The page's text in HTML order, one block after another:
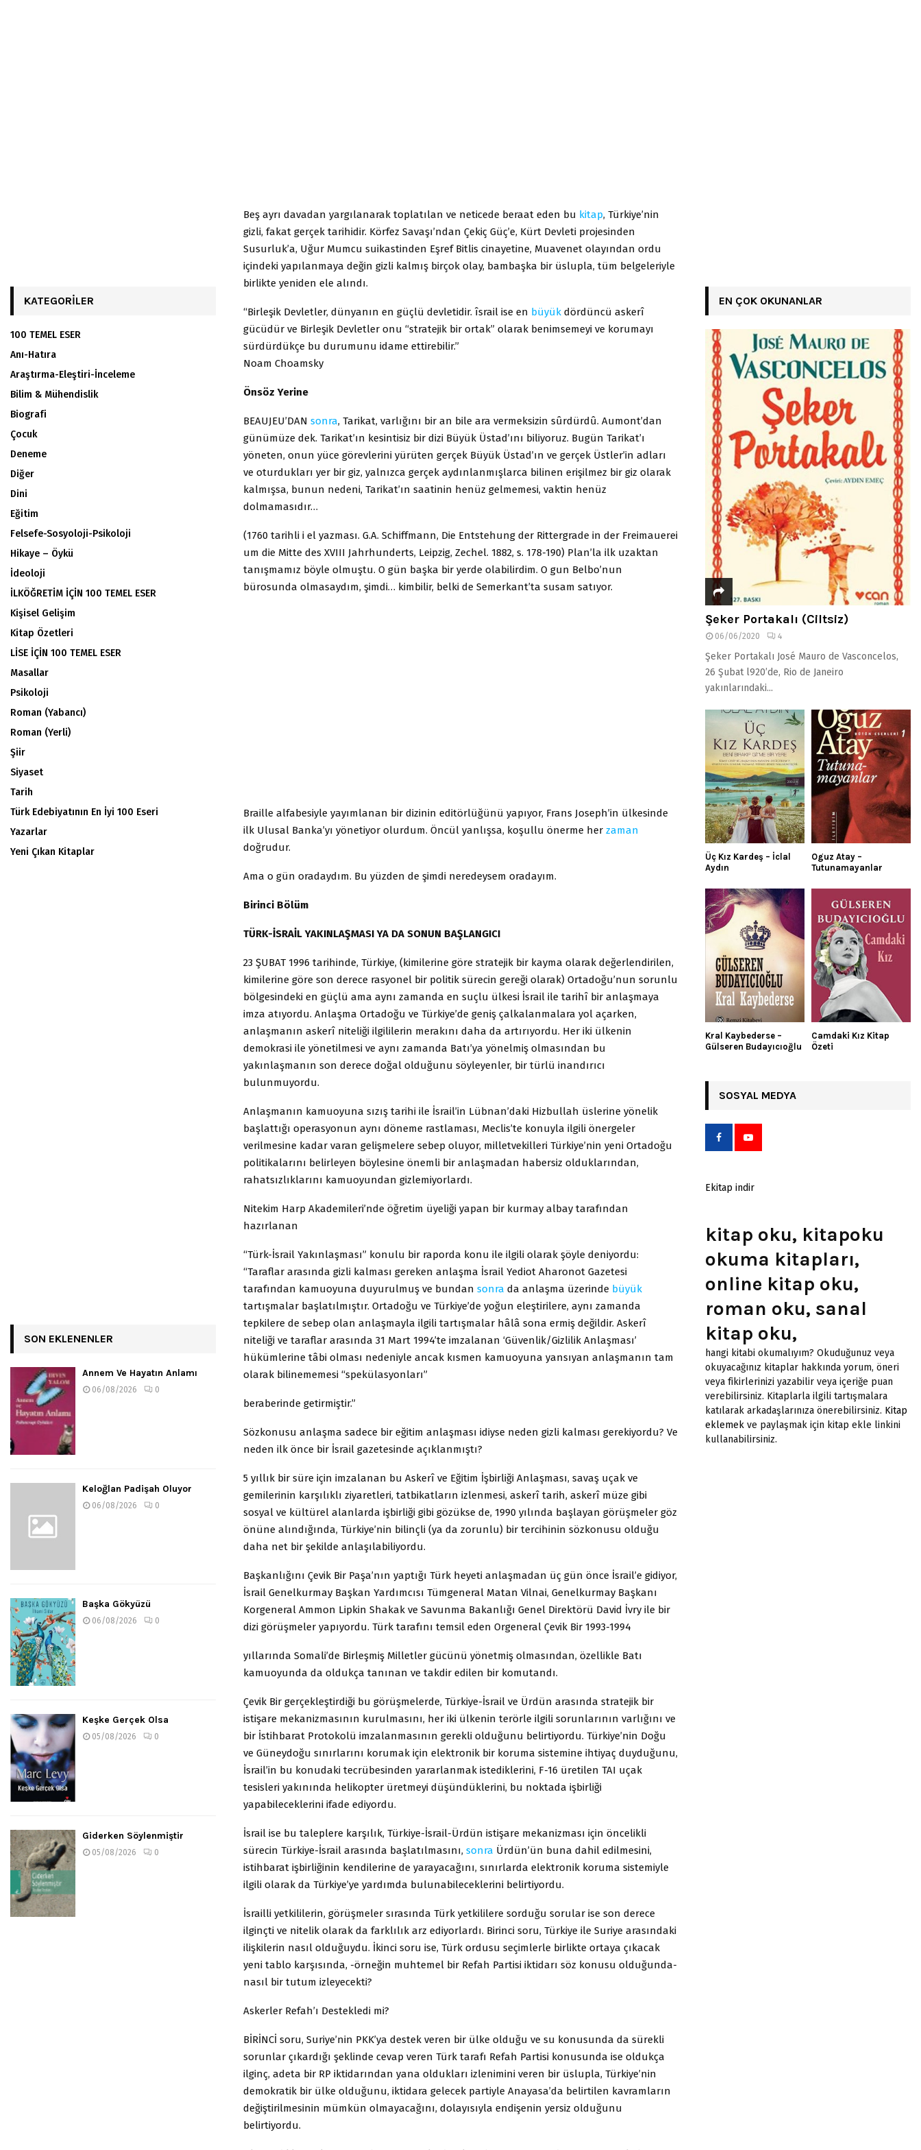
Beş ayrı davadan yargılanarak toplatılan ve neticede beraat eden bu kitap, Türkiye’nin
gizli, fakat gerçek tarihidir. Körfez Savaşı’ndan Çekiç Güç’e, Kürt Devleti projesinden
Susurluk’a, Uğur Mumcu suikastinden Eşref Bitlis cinayetine, Muavenet olayından ordu
içindeki yapılanmaya değin gizli kalmış birçok olay, bambaşka bir üslupla, tüm belgeleriyle
birlikte yeniden ele alındı.
“Birleşik Devletler, dünyanın en güçlü devletidir. îsrail ise en büyük dördüncü askerî
gücüdür ve Birleşik Devletler onu “stratejik bir ortak” olarak benimsemeyi ve korumayı
sürdürdükçe bu durumunu idame ettirebilir.”
Noam Choamsky
Önsöz Yerine
BEAUJEU’DAN sonra, Tarikat, varlığını bir an bile ara vermeksizin sûrdürdû. Aumont’dan
günümüze dek. Tarikat’ın kesintisiz bir dizi Büyük Üstad’ını biliyoruz. Bugün Tarikat’ı
yöneten, onun yüce görevlerini yürüten gerçek Büyük Üstad’ın ve gerçek Üstler’in adları
ve oturdukları yer bir giz, yalnızca gerçek aydınlanmışlarca bilinen erişilmez bir giz olarak
kalmışsa, bunun nedeni, Tarikat’ın saatinin henüz gelmemesi, vaktin henüz
dolmamasıdır…
(1760 tarihli i el yazması. G.A. Schiffmann, Die Entstehung der Rittergrade in der Freimauerei
um die Mitte des XVIII Jahrhunderts, Leipzig, Zechel. 1882, s. 178-190) Plan’la ilk uzaktan
tanışmamız böyle olmuştu. O gün başka bir yerde olabilirdim. O gun Belbo’nun
bürosunda olmasaydım, şimdi… kimbilir, belki de Semerkant’ta susam satıyor.
Braille alfabesiyle yayımlanan bir dizinin editörlüğünü yapıyor, Frans Joseph’in ülkesinde
ilk Ulusal Banka’yı yönetiyor olurdum. Öncül yanlışsa, koşullu önerme her zaman
doğrudur.
Ama o gün oradaydım. Bu yüzden de şimdi neredeysem oradayım.
Birinci Bölüm
TÜRK-İSRAİL YAKINLAŞMASI YA DA SONUN BAŞLANGICI
23 ŞUBAT 1996 tarihinde, Türkiye, (kimilerine göre stratejik bir kayma olarak değerlendirilen,
kimilerine göre son derece rasyonel bir politik sürecin gereği olarak) Ortadoğu’nun sorunlu
bölgesindeki en güçlü ama aynı zamanda en suçlu ülkesi İsrail ile tarihî bir anlaşmaya
imza atıyordu. Anlaşma Ortadoğu ve Türkiye’de geniş çalkalanmalara yol açarken,
anlaşmanın askerî niteliği ilgililerin merakını daha da artırıyordu. Her iki ülkenin
demokrasi ile yönetilmesi ve aynı zamanda Batı’ya yönelmiş olmasından bu
yakınlaşmanın son derece doğal olduğunu söyleyenler, bir türlü inandırıcı
bulunmuyordu.
Anlaşmanın kamuoyuna sızış tarihi ile İsrail’in Lübnan’daki Hizbullah üslerine yönelik
başlattığı operasyonun aynı döneme rastlaması, Meclis’te konuyla ilgili önergeler
verilmesine kadar varan gelişmelere sebep oluyor, milletvekilleri Türkiye’nin yeni Ortadoğu
politikalarını belirleyen böylesine önemli bir anlaşmadan habersiz olduklarından,
rahatsızlıklarını kamuoyundan gizlemiyorlardı.
Nitekim Harp Akademileri’nde öğretim üyeliği yapan bir kurmay albay tarafından
hazırlanan
“Türk-İsrail Yakınlaşması” konulu bir raporda konu ile ilgili olarak şöyle deniyordu:
“Taraflar arasında gizli kalması gereken anlaşma İsrail Yediot Aharonot Gazetesi
tarafından kamuoyuna duyurulmuş ve bundan sonra da anlaşma üzerinde büyük
tartışmalar başlatılmıştır. Ortadoğu ve Türkiye’de yoğun eleştirilere, aynı zamanda
tepkilere de sebep olan anlaşmayla ilgili tartışmalar hâlâ sona ermiş değildir. Askerî
niteliği ve taraflar arasında 31 Mart 1994’te imzalanan ‘Güvenlik/Gizlilik Anlaşması’
hükümlerine tâbi olması nedeniyle ancak kısmen kamuoyuna yansıyan anlaşmanın tam
olarak bilinememesi “spekülasyonları”
beraberinde getirmiştir.”
Sözkonusu anlaşma sadece bir eğitim anlaşması idiyse neden gizli kalması gerekiyordu? Ve
neden ilk önce bir İsrail gazetesinde açıklanmıştı?
5 yıllık bir süre için imzalanan bu Askerî ve Eğitim İşbirliği Anlaşması, savaş uçak ve
gemilerinin karşılıklı ziyaretleri, tatbikatların izlenmesi, askerî tarih, askerî müze gibi
sosyal ve kültürel alanlarda işbirliği gibi gözükse de, 1990 yılında başlayan görüşmeler göz
önüne alındığında, Türkiye’nin bilinçli (ya da zorunlu) bir tercihinin sözkonusu olduğu
daha net bir şekilde anlaşılabiliyordu.
Başkanlığını Çevik Bir Paşa’nın yaptığı Türk heyeti anlaşmadan üç gün önce İsrail’e gidiyor,
İsrail Genelkurmay Başkan Yardımcısı Tümgeneral Matan Vilnai, Genelkurmay Başkanı
Korgeneral Ammon Lipkin Shakak ve Savunma Bakanlığı Genel Direktörü David İvry ile bir
dizi görüşmeler yapıyordu. Türk tarafını temsil eden Orgeneral Çevik Bir 1993-1994
yıllarında Somali’de Birleşmiş Milletler gücünü yönetmiş olmasından, özellikle Batı
kamuoyunda da oldukça tanınan ve takdir edilen bir komutandı.
Çevik Bir gerçekleştirdiği bu görüşmelerde, Türkiye-İsrail ve Ürdün arasında stratejik bir
istişare mekanizmasının kurulmasını, her iki ülkenin terörle ilgili sorunlarının varlığını ve
bir İstihbarat Protokolü imzalanmasının gerekli olduğunu belirtiyordu. Türkiye’nin Doğu
ve Güneydoğu sınırlarını korumak için elektronik bir koruma sistemine ihtiyaç duyduğunu,
İsrail’in bu konudaki tecrübesinden yararlanmak istediklerini, F-16 üretilen TAI uçak
tesisleri yakınında helikopter üretmeyi düşündüklerini, bu noktada işbirliği
yapabileceklerini ifade ediyordu.
İsrail ise bu taleplere karşılık, Türkiye-İsrail-Ürdün istişare mekanizması için öncelikli
sürecin Türkiye-İsrail arasında başlatılmasını, sonra Ürdün’ün buna dahil edilmesini,
istihbarat işbirliğinin kendilerine de yarayacağını, sınırlarda elektronik koruma sistemiyle
ilgili olarak da Türkiye’ye yardımda bulunabileceklerini belirtiyordu.
İsrailli yetkililerin, görüşmeler sırasında Türk yetkililere sorduğu sorular ise son derece
ilginçti ve nitelik olarak da farklılık arz ediyorlardı. Birinci soru, Türkiye ile Suriye arasındaki
ilişkilerin nasıl olduğuydu. İkinci soru ise, Türk ordusu seçimlerle birlikte ortaya çıkacak
yeni tablo karşısında, -örneğin muhtemel bir Refah Partisi iktidarı söz konusu olduğunda-
nasıl bir tutum izleyecekti?
Askerler Refah’ı Destekledi mi?
BİRİNCİ soru, Suriye’nin PKK’ya destek veren bir ülke olduğu ve su konusunda da sürekli
sorunlar çıkardığı şeklinde cevap veren Türk tarafı Refah Partisi konusunda ise oldukça
ilginç, adeta bir RP iktidarından yana oldukları izlenimini veren bir üslupla, Türkiye’nin
demokratik bir ülke olduğunu, iktidara gelecek partiyle Anayasa’da belirtilen kavramların
değiştirilmesinin mümkün olmayacağını, dolayısıyla endişenin yersiz olduğunu
belirtiyordu.
KATEGORILER
100 TEMEL ESER
Anı-Hatıra
Araştırma-Eleştiri-İnceleme
Bilim & Mühendislik
Biografi
Çocuk
Deneme
Diğer
Dini
Eğitim
Felsefe-Sosyoloji-Psikoloji
Hikaye – Öykü
İdeoloji
İLKÖĞRETİM İÇİN 100 TEMEL ESER
Kişisel Gelişim
Kitap Özetleri
LİSE İÇİN 100 TEMEL ESER
Masallar
Psikoloji
Roman (Yabancı)
Roman (Yerli)
Şiir
Siyaset
Tarih
Türk Edebiyatının En İyi 100 Eseri
Yazarlar
Yeni Çıkan Kitaplar
SON EKLENENLER
Annem Ve Hayatın Anlamı
06/08/2026 0
Keloğlan Padişah Oluyor
06/08/2026 0
Başka Gökyüzü
06/08/2026 0
Keşke Gerçek Olsa
05/08/2026 0
Giderken Söylenmiştir
05/08/2026 0
EN ÇOK OKUNANLAR
Şeker Portakalı (Ciltsiz)
06/06/2020 4
Şeker Portakalı José Mauro de Vasconcelos,
26 Şubat l920’de, Rio de Janeiro
yakınlarındaki...
Üç Kız Kardeş – İclal
Aydın
Oguz Atay –
Tutunamayanlar
Kral Kaybederse –
Gülseren Budayıcıoğlu
Camdaki Kız Kitap
Özeti
SOSYAL MEDYA
Ekitap indir
kitap oku, kitapoku
okuma kitapları,
online kitap oku,
roman oku, sanal
kitap oku,
hangi kitabi okumalıyım? Okuduğunuz veya
okuyacağınız kitaplar hakkında yorum, öneri
veya fikirlerinizi yazabilir veya içeriğe puan
verebilirsiniz. Kitaplarla ilgili tartışmalara
katılarak arkadaşlarınıza önerebilirsiniz. Kitap
eklemek ve paylaşmak için kitap ekle linkini
kullanabilirsiniz.